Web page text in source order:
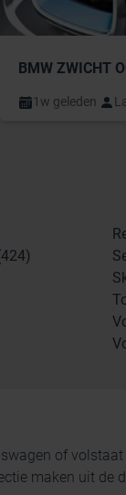
BMW ZWICHT
1w geleden
of volstaat
maken uit de